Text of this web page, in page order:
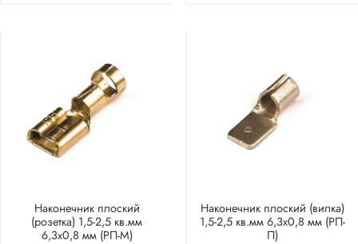
Наконечник плоский
(розетка) 1,5-2,5 кв.мм
6,3х0,8 мм (РП-М)
Наконечник плоский (вилка)
1,5-2,5 кв.мм 6,3х0,8 мм (РП-
П)